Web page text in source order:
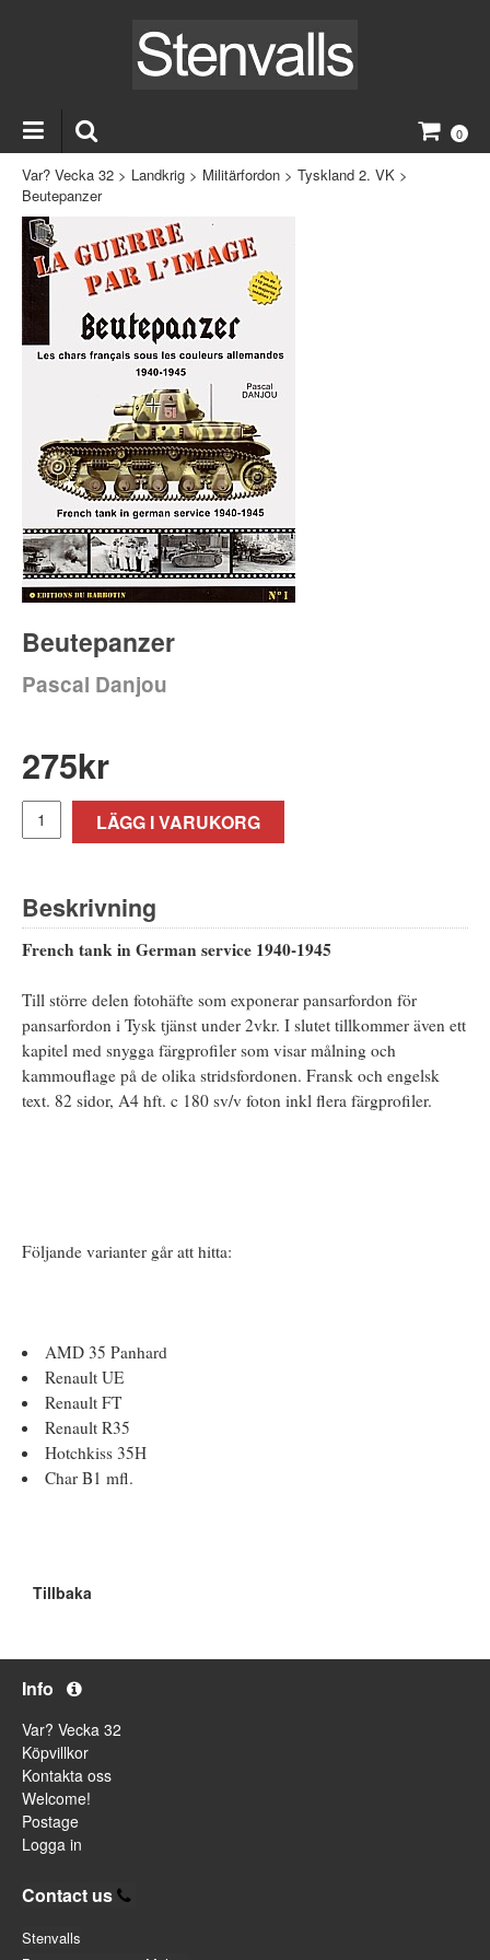
0
Var? Vecka 32 > Landkrig > Militärfordon > Tyskland 2. VK >
Beutepanzer
Beutepanzer
Pascal Danjou
275kr
LÄGG I VARUKORG
Beskrivning
French tank in German service 1940-1945
Till större delen fotohäfte som exponerar pansarfordon för
pansarfordon i Tysk tjänst under 2vkr. I slutet tillkommer även ett
kapitel med snygga färgprofiler som visar målning och
kammouflage på de olika stridsfordonen. Fransk och engelsk
text. 82 sidor, A4 hft. c 180 sv/v foton inkl flera färgprofiler.
Följande varianter går att hitta:
AMD 35 Panhard
Renault UE
Renault FT
Renault R35
Hotchkiss 35H
Char B1 mfl.
Tillbaka
Info
Var? Vecka 32
Köpvillkor
Kontakta oss
Welcome!
Postage
Logga in
Contact us
Stenvalls